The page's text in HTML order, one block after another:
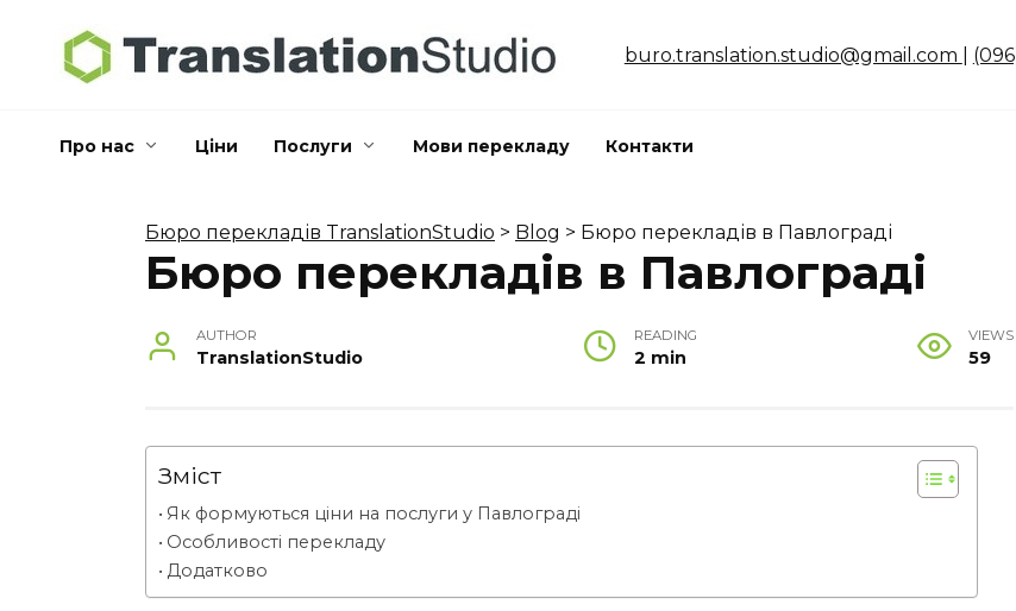
content
buro.translation.studio@gmail.com
Про нас Ціни Послуги Мови перекладу Контакти
Бюро перекладів TranslationStudio > Blog > Бюро перекладів в Павлограді
Бюро перекладів в Павлограді
AUTHOR
TranslationStudio
READING
2 min
VIEWS
59
Зміст
Як формуються ціни на послуги у Павлограді
Особливості перекладу
Додатково